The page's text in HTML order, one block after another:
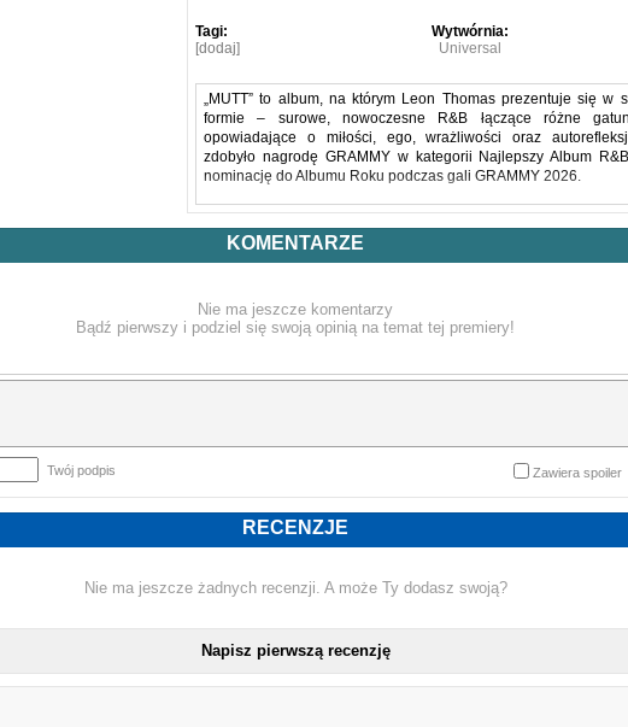
Tagi:
[dodaj]
Wytwórnia:
Universal
„MUTT” to album, na którym Leon Thomas prezentuje się w
formie – surowe, nowoczesne R&B łączące różne
opowiadające o miłości, ego, wrażliwości oraz
zdobyło nagrodę GRAMMY w kategorii Najlepszy Album
nominację do Albumu Roku podczas gali GRAMMY 2026.
Na płycie znalazły się m.in. single „MUTT”, „YES IT IS” i
potwierdzają pozycję artysty jako jednego z
HOW FAST
DANCING WITH DEMONS
LUCID DREAMS (ft. Masego)
ANSWER YOUR PHONE
KOMENTARZE
Nie ma jeszcze komentarzy
Bądź pierwszy i podziel się swoją opinią na temat tej premiery!
Twój podpis Zawiera spoiler
RECENZJE
Nie ma jeszcze żadnych recenzji. A może Ty dodasz swoją?
Napisz pierwszą recenzję